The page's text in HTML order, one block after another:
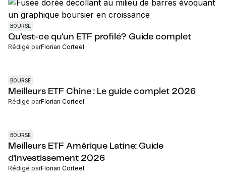
BOURSE
Qu'est-ce qu'un ETF profilé? Guide complet
Rédigé parFlorian Corteel
BOURSE
Meilleurs ETF Chine : Le guide complet 2026
Rédigé parFlorian Corteel
BOURSE
Meilleurs ETF Amérique Latine: Guide
d'investissement 2026
Rédigé parFlorian Corteel